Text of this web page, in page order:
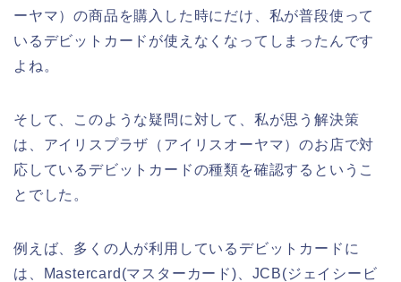
ーヤマ）の商品を購入した時にだけ、私が普段使って
いるデビットカードが使えなくなってしまったんです
よね。
そして、このような疑問に対して、私が思う解決策
は、アイリスプラザ（アイリスオーヤマ）のお店で対
応しているデビットカードの種類を確認するというこ
とでした。
例えば、多くの人が利用しているデビットカードに
は、Mastercard(マスターカード)、JCB(ジェイシービ